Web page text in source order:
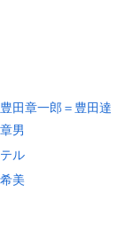
田章一郎＝豊田達
男
ル
美